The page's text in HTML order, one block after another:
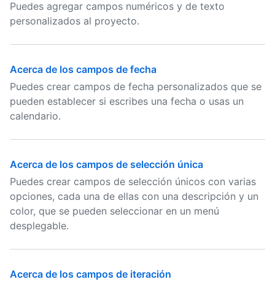
Puedes agregar campos numéricos y de texto
personalizados al proyecto.
Acerca de los campos de fecha
Puedes crear campos de fecha personalizados que se
pueden establecer si escribes una fecha o usas un
calendario.
Acerca de los campos de selección única
Puedes crear campos de selección únicos con varias
opciones, cada una de ellas con una descripción y un
color, que se pueden seleccionar en un menú
desplegable.
Acerca de los campos de iteración